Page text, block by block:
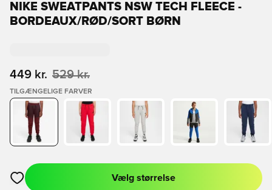
NIKE SWEATPANTS NSW TECH FLEECE -
BORDEAUX/RØD/SORT BØRN
449 kr. 529 kr.
TILGÆNGELIGE FARVER
Åbner en Modal til at logge ind eller tilmelde dig som medlem
Vælg størrelse